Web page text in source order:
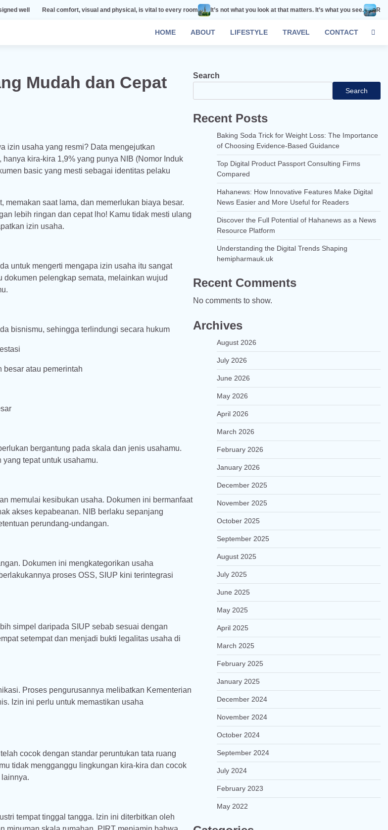
comfort, visual and physical, is vital to every room It’s not what you look at that matters. It’s what you see. Remember that
HOME ABOUT LIFESTYLE TRAVEL CONTACT
Mudah dan Cepat
izin usaha yang resmi? Data mengejutkan
kira-kira 1,9% yang punya NIB (Nomor Induk
basic yang mesti sebagai identitas pelaku
saat lama, dan memerlukan biaya besar.
lebih ringan dan cepat lho! Kamu tidak mesti ulang
izin usaha.
untuk mengerti mengapa izin usaha itu sangat
pelengkap semata, melainkan wujud
bisnismu, sehingga terlindungi secara hukum
besar atau pemerintah
bergantung pada skala dan jenis usahamu.
tepat untuk usahamu.
memulai kesibukan usaha. Dokumen ini bermanfaat
akses kepabeanan. NIB berlaku sepanjang
perundang-undangan.
Dokumen ini mengkategorikan usaha
proses OSS, SIUP kini terintegrasi
simpel daripada SIUP sebab sesuai dengan
setempat dan menjadi bukti legalitas usaha di
Proses pengurusannya melibatkan Kementerian
Izin ini perlu untuk memastikan usaha
cocok dengan standar peruntukan tata ruang
tidak mengganggu lingkungan kira-kira dan cocok
tempat tinggal tangga. Izin ini diterbitkan oleh
Search
Search
Recent Posts
Baking Soda Trick for Weight Loss: The Importance
of Choosing Evidence-Based Guidance
Top Digital Product Passport Consulting Firms
Compared
Hahanews: How Innovative Features Make Digital
News Easier and More Useful for Readers
Discover the Full Potential of Hahanews as a News
Resource Platform
Understanding the Digital Trends Shaping
hemipharmauk.uk
Recent Comments
No comments to show.
Archives
August 2026
July 2026
June 2026
May 2026
April 2026
March 2026
February 2026
January 2026
December 2025
November 2025
October 2025
September 2025
August 2025
July 2025
June 2025
May 2025
April 2025
March 2025
February 2025
January 2025
December 2024
November 2024
October 2024
September 2024
July 2024
February 2023
May 2022